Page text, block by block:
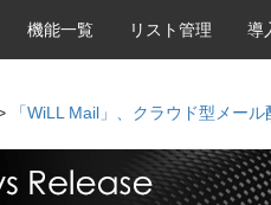
機能一覧 リスト管理 導
「WiLL Mail」、クラウド型メー